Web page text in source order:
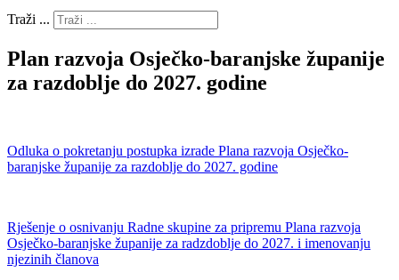
Traži ...
Plan razvoja Osječko-baranjske županije
za razdoblje do 2027. godine
Odluka o pokretanju postupka izrade Plana razvoja Osječko-
baranjske županije za razdoblje do 2027. godine
Rješenje o osnivanju Radne skupine za pripremu Plana razvoja
Osječko-baranjske županije za radzdoblje do 2027. i imenovanju
njezinih članova